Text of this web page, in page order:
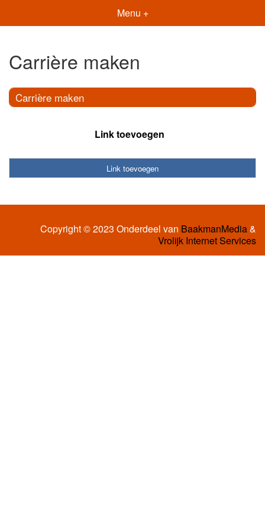
Menu +
Carrière maken
Carrière maken
Link toevoegen
Link toevoegen
Copyright © 2023 Onderdeel van BaakmanMedia&
Vrolijk Internet Services